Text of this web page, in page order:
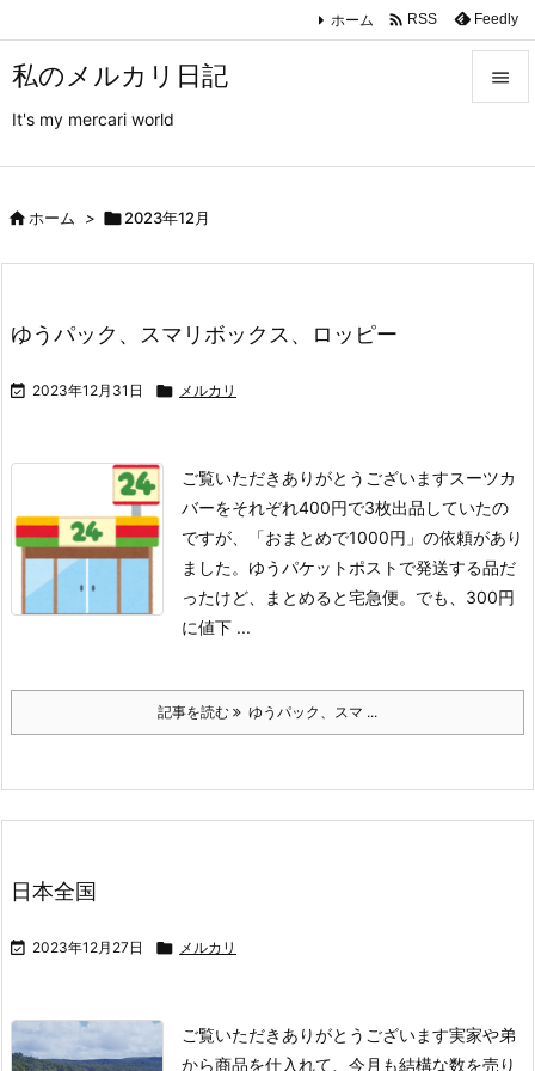
私のメルカリ日記
It's my mercari world

ホーム  RSS Feedly
ホーム > 2023年12月
ゆうパック、スマリボックス、ロッピー
 2023年12月31日  メルカリ
ご覧いただきありがとうございますスーツカ
バーをそれぞれ400円で3枚出品していたの
ですが、「おまとめで1000円」の依頼があり
ました。 ゆうパケットポストで発送する品だ
ったけど、まとめると宅急便。 でも、300円
に値下 ...
記事を読む ゆうパック、スマ ...
日本全国
 2023年12月27日  メルカリ
ご覧いただきありがとうございます実家や弟
から商品を仕入れて、今月も結構な数を売り